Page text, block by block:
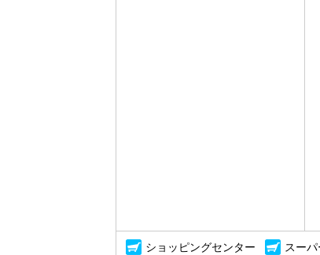
ショッピングセンター スーパ